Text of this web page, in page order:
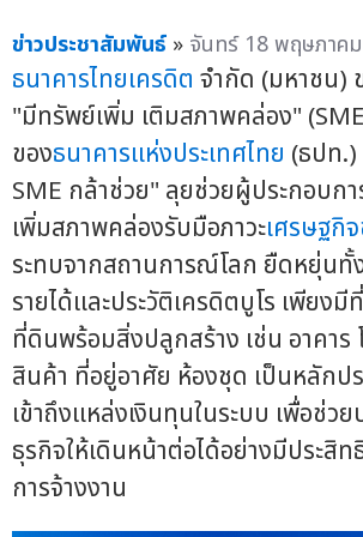
ข่าวประชาสัมพันธ์ » จันทร์ 18 พฤษภาค
ธนาคารไทยเครดิต จำกัด (มหาชน)
"มีทรัพย์เพิ่ม เติมสภาพคล่อง"
ของธนาคารแห่งประเทศไทย (ธปท.)
SME กล้าช่วย" ลุยช่วยผู้ประกอบกา
เพิ่มสภาพคล่องรับมือภาวะเศรษฐกิ
ระทบจากสถานการณ์โลก ยืดหยุ่นทั้
รายได้และประวัติเครดิตบูโร เพียงมี
ที่ดินพร้อมสิ่งปลูกสร้าง เช่น อาคาร
สินค้า ที่อยู่อาศัย ห้องชุด เป็นหลักป
เข้าถึงแหล่งเงินทุนในระบบ เพื่อช่ว
ธุรกิจให้เดินหน้าต่อได้อย่างมีประสิ
การจ้างงาน